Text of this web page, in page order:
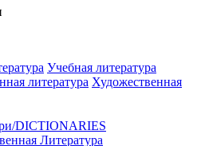
Учебная литература
Художественная
DICTIONARIES